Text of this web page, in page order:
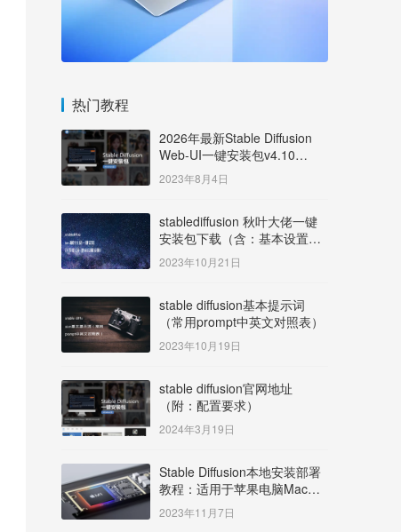
热门教程
2026年最新Stable Diffusion
Web-UI一键安装包v4.10
Windows版【支持50系显卡】
2023年8月4日
stablediffusion 秋叶大佬一键
安装包下载（含：基本设置说
明）
2023年10月21日
stable diffusion基本提示词
（常用prompt中英文对照表）
2023年10月19日
stable diffusion官网地址
（附：配置要求）
2024年3月19日
Stable Diffusion本地安装部署
教程：适用于苹果电脑Mac
OS系统M系列芯片：
MacBook/iMac等
2023年11月7日